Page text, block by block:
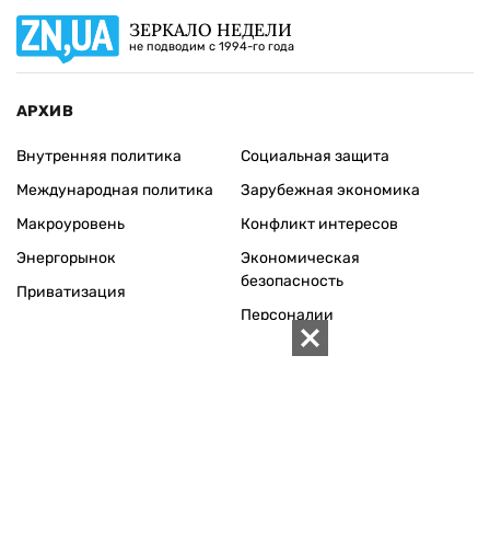
ЗЕРКАЛО НЕДЕЛИ
не подводим с 1994-го года
АРХИВ
Внутренняя политика
Международная политика
Макроуровень
Энергорынок
Приватизация
Социальная защита
Зарубежная экономика
Конфликт интересов
Экономическая
безопасность
Персоналии
История